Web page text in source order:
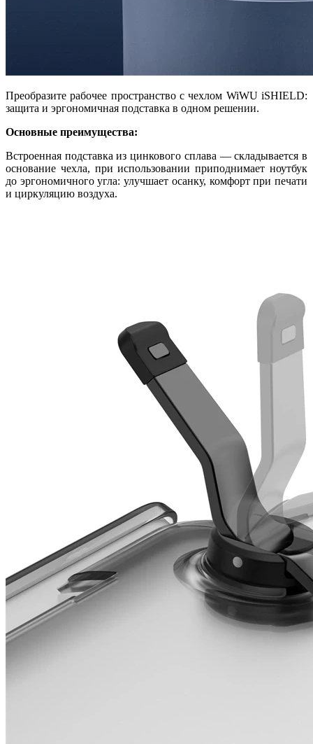
Преобразите рабочее пространство с чехлом WiWU iSHIELD:
защита и эргономичная подставка в одном решении.
Основные преимущества:
Встроенная подставка из цинкового сплава — складывается в
основание чехла, при использовании приподнимает ноутбук
до эргономичного угла: улучшает осанку, комфорт при печати
и циркуляцию воздуха.